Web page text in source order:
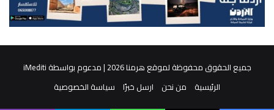
جميع الحقوق محفوظة لموقع هرمنا 2026 | مدعوم بواسطة
iMediti
الرئيسية
من نحن ارسل خبرًا سياسة الخصوصية